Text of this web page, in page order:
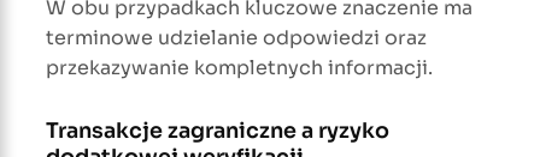
W obu przypadkach kluczowe znaczenie ma
terminowe udzielanie odpowiedzi oraz
przekazywanie kompletnych informacji.
Transakcje zagraniczne a ryzyko